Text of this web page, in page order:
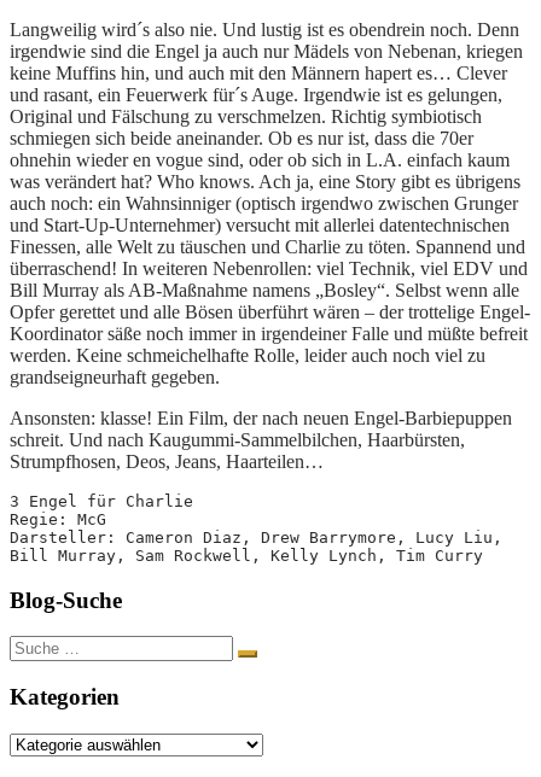
Langweilig wird´s also nie. Und lustig ist es obendrein noch. Denn
irgendwie sind die Engel ja auch nur Mädels von Nebenan, kriegen
keine Muffins hin, und auch mit den Männern hapert es… Clever
und rasant, ein Feuerwerk für´s Auge. Irgendwie ist es gelungen,
Original und Fälschung zu verschmelzen. Richtig symbiotisch
schmiegen sich beide aneinander. Ob es nur ist, dass die 70er
ohnehin wieder en vogue sind, oder ob sich in L.A. einfach kaum
was verändert hat? Who knows. Ach ja, eine Story gibt es übrigens
auch noch: ein Wahnsinniger (optisch irgendwo zwischen Grunger
und Start-Up-Unternehmer) versucht mit allerlei datentechnischen
Finessen, alle Welt zu täuschen und Charlie zu töten. Spannend und
überraschend! In weiteren Nebenrollen: viel Technik, viel EDV und
Bill Murray als AB-Maßnahme namens „Bosley“. Selbst wenn alle
Opfer gerettet und alle Bösen überführt wären – der trottelige Engel-
Koordinator säße noch immer in irgendeiner Falle und müßte befreit
werden. Keine schmeichelhafte Rolle, leider auch noch viel zu
grandseigneurhaft gegeben.
Ansonsten: klasse! Ein Film, der nach neuen Engel-Barbiepuppen
schreit. Und nach Kaugummi-Sammelbilchen, Haarbürsten,
Strumpfhosen, Deos, Jeans, Haarteilen…
3 Engel für Charlie
Regie: McG
Darsteller: Cameron Diaz, Drew Barrymore, Lucy Liu,
Bill Murray, Sam Rockwell, Kelly Lynch, Tim Curry
Blog-Suche
Suche
nach:
Kategorien
Kategorien